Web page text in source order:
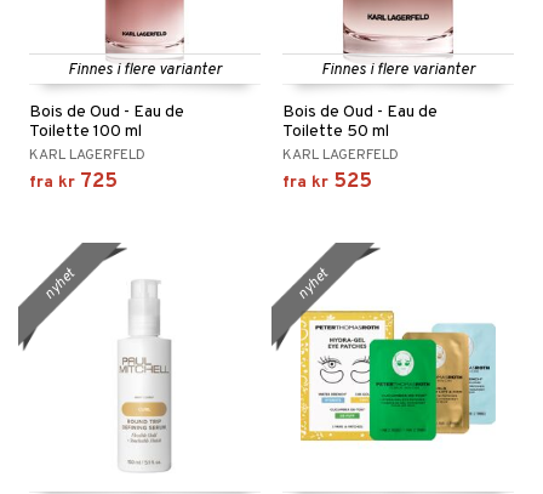
Finnes i flere varianter
Bois de Oud - Eau de
Toilette 100 ml
KARL LAGERFELD
fra kr 725
Finnes i flere varianter
Bois de Oud - Eau de
Toilette 50 ml
KARL LAGERFELD
fra kr 525
nyhet nyhet